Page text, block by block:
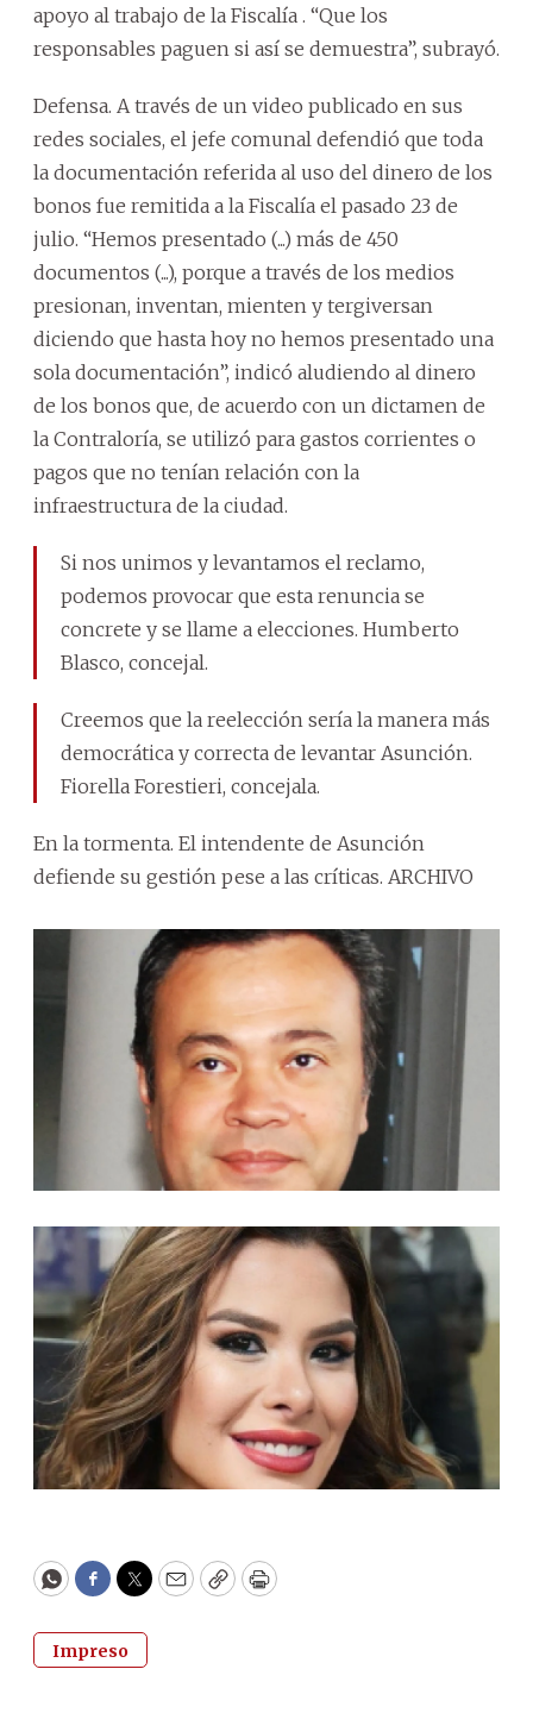
apoyo al trabajo de la Fiscalía . “Que los
responsables paguen si así se demuestra”, subrayó.
Defensa. A través de un video publicado en sus
redes sociales, el jefe comunal defendió que toda
la documentación referida al uso del dinero de los
bonos fue remitida a la Fiscalía el pasado 23 de
julio. “Hemos presentado (...) más de 450
documentos (...), porque a través de los medios
presionan, inventan, mienten y tergiversan
diciendo que hasta hoy no hemos presentado una
sola documentación”, indicó aludiendo al dinero
de los bonos que, de acuerdo con un dictamen de
la Contraloría, se utilizó para gastos corrientes o
pagos que no tenían relación con la
infraestructura de la ciudad.
Si nos unimos y levantamos el reclamo,
podemos provocar que esta renuncia se
concrete y se llame a elecciones. Humberto
Blasco, concejal.
Creemos que la reelección sería la manera más
democrática y correcta de levantar Asunción.
Fiorella Forestieri, concejala.
En la tormenta. El intendente de Asunción
defiende su gestión pese a las críticas. ARCHIVO
WhatsApp
Facebook
Twitter
EmailCopyPrint
Impreso